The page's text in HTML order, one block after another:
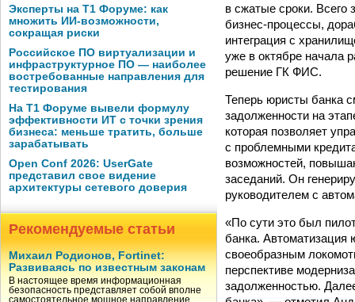
Эксперты на Т1 Форуме: как
множить ИИ-возможности,
сокращая риски
Российское ПО виртуализации и
инфраструктурное ПО — наиболее
востребованные направления для
тестирования
На Т1 Форуме вывели формулу
эффективности ИТ с точки зрения
бизнеса: меньше тратить, больше
зарабатывать
Open Conf 2026: UserGate
представил свое видение
архитектуры сетевого доверия
Рекомендуемые статьи
Михаил Родионов, Fortinet:
Развиваясь по известным законам
В настоящее время информационная
безопасность представляет собой вполне
самостоятельное мощное направление
в сжатые сроки.
бизнес-процессы,
интеграция с
уже в октябре начала
решение ГК ФИС.
Теперь юристы банка
задолженности на
которая позволяет
с проблемными
возможностей,
заседаний. Он
руководителем с
«По сути это был
банка. Автоматизация
своеобразным
перспективе
задолженностью.